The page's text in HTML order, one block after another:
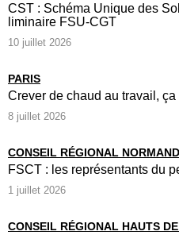
CST : Schéma Unique des
liminaire FSU-CGT
10 juillet 2026
PARIS
Crever de chaud au travail, ça
8 juillet 2026
CONSEIL RÉGIONAL
FSCT : les représentants du
1 juillet 2026
CONSEIL RÉGIONAL HAUTS